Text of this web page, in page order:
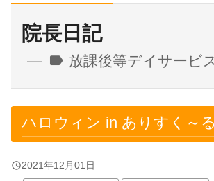
院長日記
label 放課後等デイサービ
ハロウィン in ありすく～る
query_builder2021年12月01日